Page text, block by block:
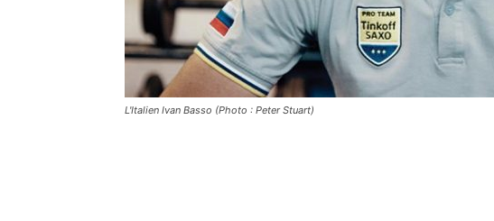
L'Italien Ivan Basso (Photo : Peter Stuart)